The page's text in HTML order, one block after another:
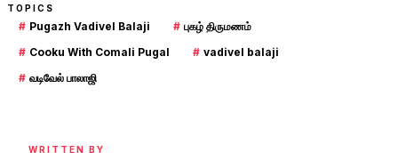
TOPICS
# Pugazh Vadivel Balaji # புகழ் திருமணம்
# Cooku With Comali Pugal # vadivel balaji
# வடிவேல் பாலாஜி
WRITTEN BY